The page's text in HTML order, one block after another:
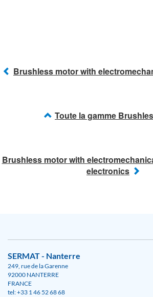
Brushless motor with
Toute la gamme
Brushless motor with
electronics
SERMAT - Nanterre
249, rue de la Garenne
92000 NANTERRE
FRANCE
tel: +33 1 46 52 68 68